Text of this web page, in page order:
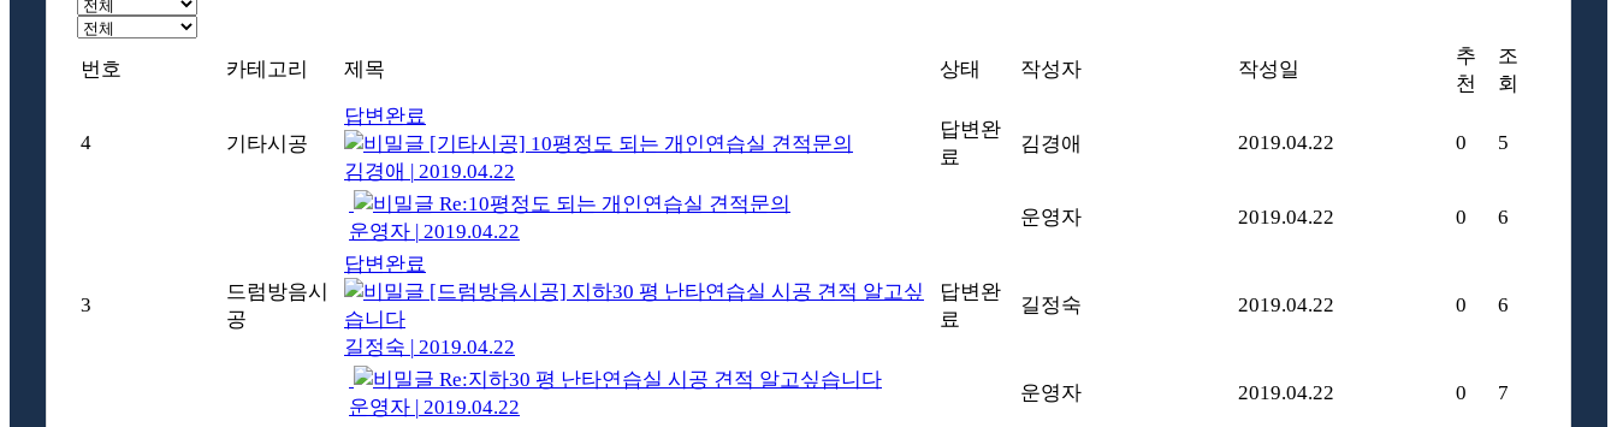
번호 카테고리 제목 상태 작성자 작성일
추
천
조
회
4 기타시공
답변완료
[기타시공] 10평정도 되는 개인연습실 견적문의
김경애 | 2019.04.22
답변완
료
김경애 2019.04.22 0 5
Re:10평정도 되는 개인연습실 견적문의
운영자 | 2019.04.22
운영자 2019.04.22 0 6
3
드럼방음시
공
답변완료
[드럼방음시공] 지하30 평 난타연습실 시공 견적 알고싶
습니다
길정숙 | 2019.04.22
답변완
료
길정숙 2019.04.22 0 6
Re:지하30 평 난타연습실 시공 견적 알고싶습니다
운영자 | 2019.04.22
운영자 2019.04.22 0 7